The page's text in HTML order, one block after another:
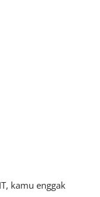
kamu enggak